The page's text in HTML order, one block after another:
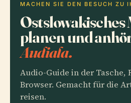
MACHEN SIE DEN BESUCH ZU
Ostslowakisches
planen und
Audiala.
Audio-Guide in der Tasche,
Browser. Gemacht für die
reisen.